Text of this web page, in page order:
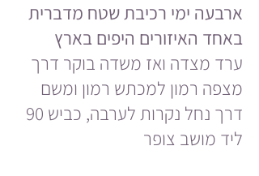
ארבעה ימי רכיבת שטח מדברית
באחד האיזורים היפים בארץ
ערד מצדה ואז משדה בוקר דרך
מצפה רמון למכתש רמון ומשם
דרך נחל נקרות לערבה, כביש 90
ליד מושב צופר